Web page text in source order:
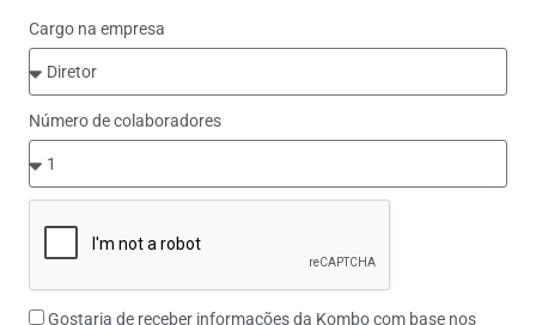
Cargo na empresa
Número de colaboradores
Gostaria de receber informações da Kombo com base nos